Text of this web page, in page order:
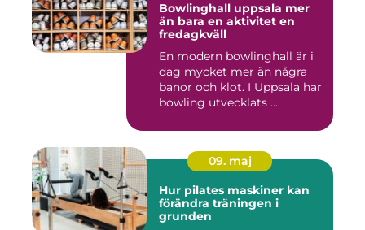
Bowlinghall uppsala mer
än bara en aktivitet en
fredagkväll
En modern bowlinghall är i
dag mycket mer än några
banor och klot. I Uppsala har
bowling utvecklats ...
09. maj
Hur pilates maskiner kan
förändra träningen i
grunden